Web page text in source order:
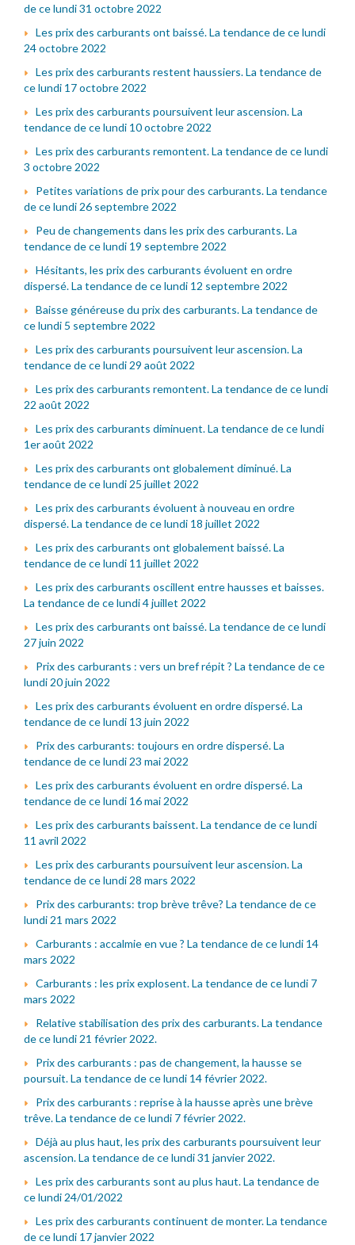
de ce lundi 31 octobre 2022
Les prix des carburants ont baissé. La tendance de ce lundi
24 octobre 2022
Les prix des carburants restent haussiers. La tendance de
ce lundi 17 octobre 2022
Les prix des carburants poursuivent leur ascension. La
tendance de ce lundi 10 octobre 2022
Les prix des carburants remontent. La tendance de ce lundi
3 octobre 2022
Petites variations de prix pour des carburants. La tendance
de ce lundi 26 septembre 2022
Peu de changements dans les prix des carburants. La
tendance de ce lundi 19 septembre 2022
Hésitants, les prix des carburants évoluent en ordre
dispersé. La tendance de ce lundi 12 septembre 2022
Baisse généreuse du prix des carburants. La tendance de
ce lundi 5 septembre 2022
Les prix des carburants poursuivent leur ascension. La
tendance de ce lundi 29 août 2022
Les prix des carburants remontent. La tendance de ce lundi
22 août 2022
Les prix des carburants diminuent. La tendance de ce lundi
1er août 2022
Les prix des carburants ont globalement diminué. La
tendance de ce lundi 25 juillet 2022
Les prix des carburants évoluent à nouveau en ordre
dispersé. La tendance de ce lundi 18 juillet 2022
Les prix des carburants ont globalement baissé. La
tendance de ce lundi 11 juillet 2022
Les prix des carburants oscillent entre hausses et baisses.
La tendance de ce lundi 4 juillet 2022
Les prix des carburants ont baissé. La tendance de ce lundi
27 juin 2022
Prix des carburants : vers un bref répit ? La tendance de ce
lundi 20 juin 2022
Les prix des carburants évoluent en ordre dispersé. La
tendance de ce lundi 13 juin 2022
Prix des carburants: toujours en ordre dispersé. La
tendance de ce lundi 23 mai 2022
Les prix des carburants évoluent en ordre dispersé. La
tendance de ce lundi 16 mai 2022
Les prix des carburants baissent. La tendance de ce lundi
11 avril 2022
Les prix des carburants poursuivent leur ascension. La
tendance de ce lundi 28 mars 2022
Prix des carburants: trop brève trêve? La tendance de ce
lundi 21 mars 2022
Carburants : accalmie en vue ? La tendance de ce lundi 14
mars 2022
Carburants : les prix explosent. La tendance de ce lundi 7
mars 2022
Relative stabilisation des prix des carburants. La tendance
de ce lundi 21 février 2022.
Prix des carburants : pas de changement, la hausse se
poursuit. La tendance de ce lundi 14 février 2022.
Prix des carburants : reprise à la hausse après une brève
trêve. La tendance de ce lundi 7 février 2022.
Déjà au plus haut, les prix des carburants poursuivent leur
ascension. La tendance de ce lundi 31 janvier 2022.
Les prix des carburants sont au plus haut. La tendance de
ce lundi 24/01/2022
Les prix des carburants continuent de monter. La tendance
de ce lundi 17 janvier 2022